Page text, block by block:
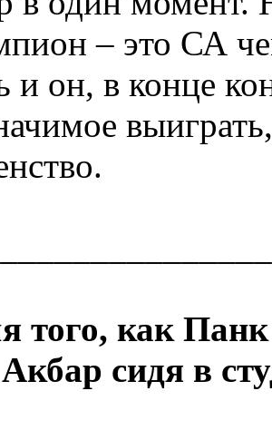
– это СА
и он, в конце
того, как
сидя в